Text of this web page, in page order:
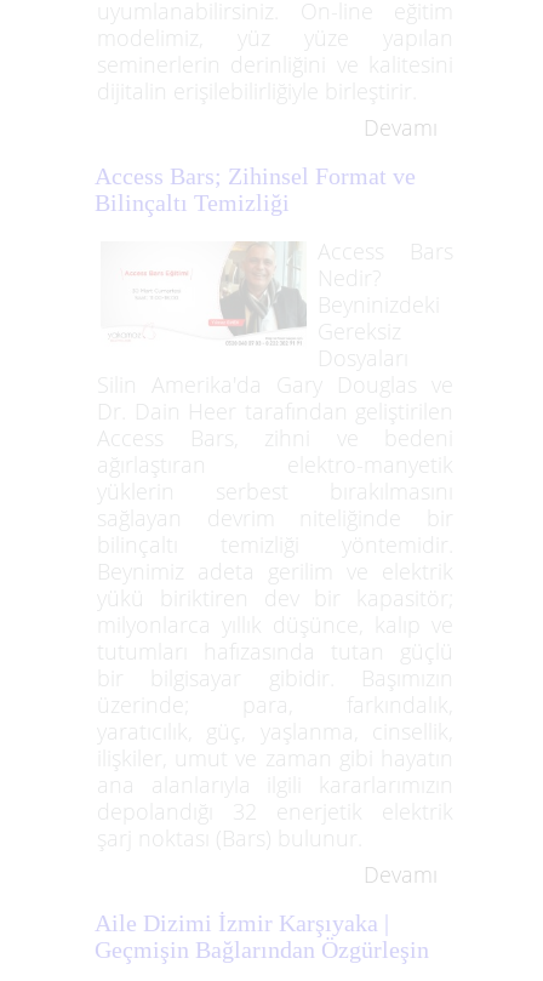
uyumlanabilirsiniz. On-line eğitim
modelimiz, yüz yüze yapılan
seminerlerin derinliğini ve kalitesini
dijitalin erişilebilirliğiyle birleştirir.
Devamı
Access Bars; Zihinsel Format ve
Bilinçaltı Temizliği
Access Bars
Nedir?
Beyninizdeki
Gereksiz
Dosyaları
Silin Amerika'da Gary Douglas ve
Dr. Dain Heer tarafından geliştirilen
Access Bars, zihni ve bedeni
ağırlaştıran elektro-manyetik
yüklerin serbest bırakılmasını
sağlayan devrim niteliğinde bir
bilinçaltı temizliği yöntemidir.
Beynimiz adeta gerilim ve elektrik
yükü biriktiren dev bir kapasitör;
milyonlarca yıllık düşünce, kalıp ve
tutumları hafızasında tutan güçlü
bir bilgisayar gibidir. Başımızın
üzerinde; para, farkındalık,
yaratıcılık, güç, yaşlanma, cinsellik,
ilişkiler, umut ve zaman gibi hayatın
ana alanlarıyla ilgili kararlarımızın
depolandığı 32 enerjetik elektrik
şarj noktası (Bars) bulunur.
Devamı
Aile Dizimi İzmir Karşıyaka |
Geçmişin Bağlarından Özgürleşin